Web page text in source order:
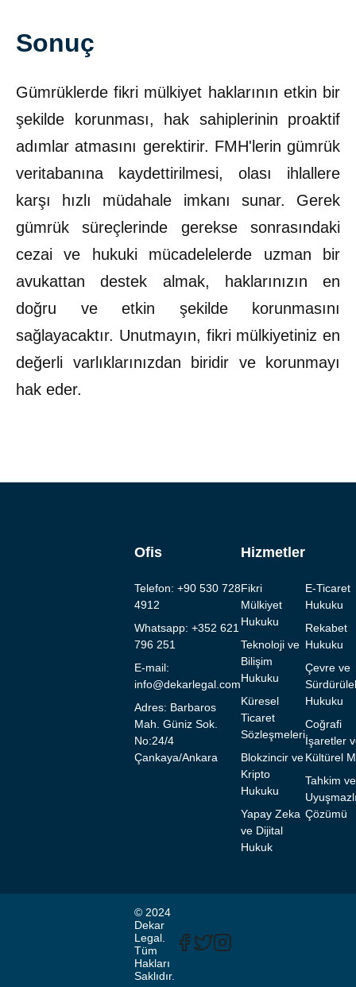
Sonuç
Gümrüklerde fikri mülkiyet haklarının etkin bir
şekilde korunması, hak sahiplerinin proaktif
adımlar atmasını gerektirir. FMH'lerin gümrük
veritabanına kaydettirilmesi, olası ihlallere
karşı hızlı müdahale imkanı sunar. Gerek
gümrük süreçlerinde gerekse sonrasındaki
cezai ve hukuki mücadelelerde uzman bir
avukattan destek almak, haklarınızın en
doğru ve etkin şekilde korunmasını
sağlayacaktır. Unutmayın, fikri mülkiyetiniz en
değerli varlıklarınızdan biridir ve korunmayı
hak eder.
Ofis
Telefon: +90 530 728
4912
Whatsapp: +352 621
796 251
E-mail:
info@dekarlegal.com
Adres: Barbaros
Mah. Güniz Sok.
No:24/4
Çankaya/Ankara
Hizmetler
Fikri
Mülkiyet
Hukuku
Teknoloji ve
Bilişim
Hukuku
Küresel
Ticaret
Sözleşmeleri
Blokzincir ve
Kripto
Hukuku
Yapay Zeka
ve Dijital
Hukuk
E-Ticaret
Hukuku
Rekabet
Hukuku
Çevre ve
Hukuku
Coğrafi
İşaretler
Kültürel
Tahkim ve
Çözümü
© 2024
Dekar
Legal.
Tüm
Hakları
Saklıdır.